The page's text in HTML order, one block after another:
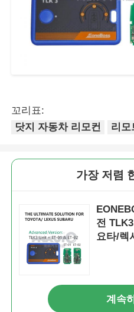
홈
회사 소개
공장 투어
품질 관리
꼬리표:
닷지 자동차 리모컨
리모
가장 저렴
전
요타/렉
계속